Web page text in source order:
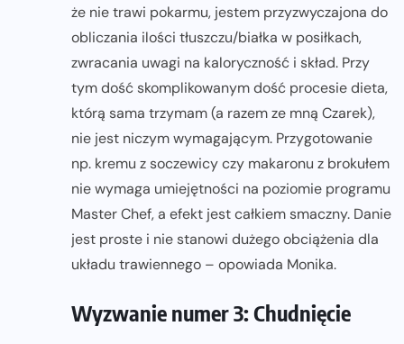
że nie trawi pokarmu, jestem przyzwyczajona do
obliczania ilości tłuszczu/białka w posiłkach,
zwracania uwagi na kaloryczność i skład. Przy
tym dość skomplikowanym dość procesie dieta,
którą sama trzymam (a razem ze mną Czarek),
nie jest niczym wymagającym. Przygotowanie
np. kremu z soczewicy czy makaronu z brokułem
nie wymaga umiejętności na poziomie programu
Master Chef, a efekt jest całkiem smaczny. Danie
jest proste i nie stanowi dużego obciążenia dla
układu trawiennego – opowiada Monika.
Wyzwanie numer 3: Chudnięcie